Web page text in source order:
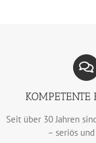
KOMPETENTE
Seit über 30 Jahren
– seriös